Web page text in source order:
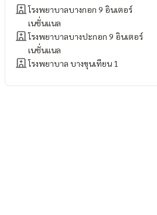
โรงพยาบาลบางกอก 9 อินเตอร์
เนชั่นแนล
โรงพยาบาลบางปะกอก 9 อินเตอร์
เนชั่นแนล
โรงพยาบาล บางขุนเทียน 1